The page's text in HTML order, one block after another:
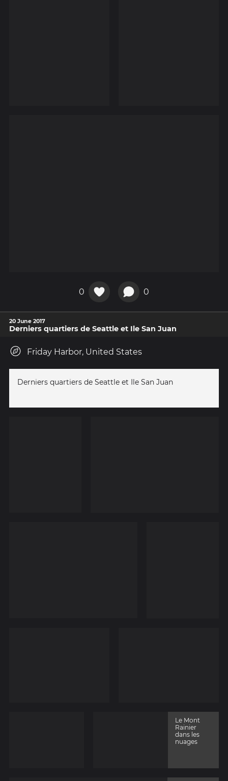
0 0
20 June 2017
Derniers quartiers de Seattle et Ile San Juan
Friday Harbor, United States
Derniers quartiers de Seattle et Ile San Juan
Le Mont
Rainier
dans les
nuages